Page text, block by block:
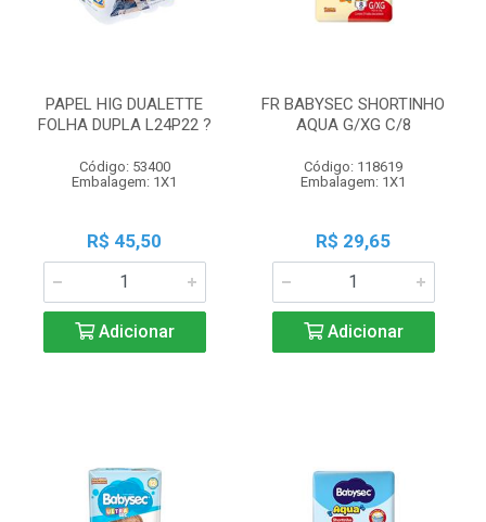
PAPEL HIG DUALETTE
FOLHA DUPLA L24P22 ?
Código: 53400
Embalagem: 1X1
R$ 45,50
Adicionar
FR BABYSEC SHORTINHO
AQUA G/XG C/8
Código: 118619
Embalagem: 1X1
R$ 29,65
Adicionar